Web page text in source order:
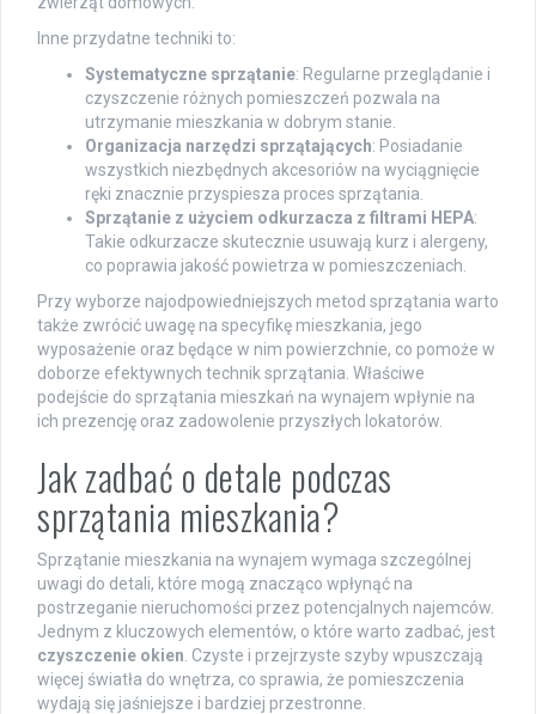
Inne przydatne techniki to:
Systematyczne sprzątanie: Regularne przeglądanie i
czyszczenie różnych pomieszczeń pozwala na
utrzymanie mieszkania w dobrym stanie.
Organizacja narzędzi sprzątających: Posiadanie
wszystkich niezbędnych akcesoriów na wyciągnięcie
ręki znacznie przyspiesza proces sprzątania.
Sprzątanie z użyciem odkurzacza z filtrami HEPA:
Takie odkurzacze skutecznie usuwają kurz i alergeny,
co poprawia jakość powietrza w pomieszczeniach.
Przy wyborze najodpowiedniejszych metod sprzątania warto
także zwrócić uwagę na specyfikę mieszkania, jego
wyposażenie oraz będące w nim powierzchnie, co pomoże w
doborze efektywnych technik sprzątania. Właściwe
podejście do sprzątania mieszkań na wynajem wpłynie na
ich prezencję oraz zadowolenie przyszłych lokatorów.
Jak zadbać o detale podczas
sprzątania mieszkania?
Sprzątanie mieszkania na wynajem wymaga szczególnej
uwagi do detali, które mogą znacząco wpłynąć na
postrzeganie nieruchomości przez potencjalnych najemców.
Jednym z kluczowych elementów, o które warto zadbać, jest
czyszczenie okien . Czyste i przejrzyste szyby wpuszczają
więcej światła do wnętrza, co sprawia, że pomieszczenia
wydają się jaśniejsze i bardziej przestronne.